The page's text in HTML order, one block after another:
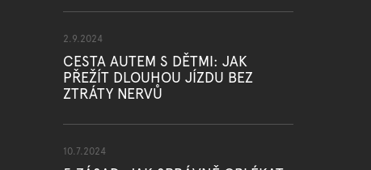
2.9.2024
CESTA AUTEM S DĚTMI: JAK
PŘEŽÍT DLOUHOU JÍZDU BEZ
ZTRÁTY NERVŮ
10.7.2024